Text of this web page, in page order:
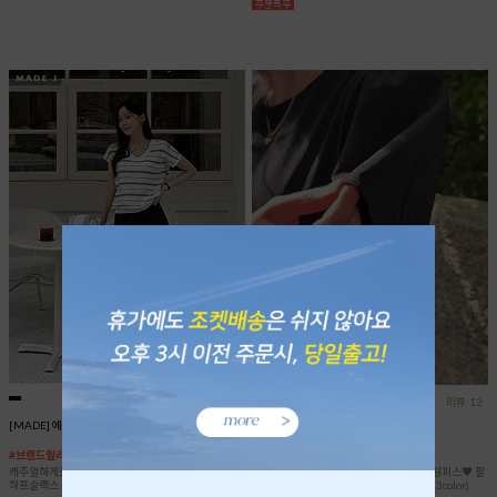
[MADE] 에보니 4부 슬랙스
#브랜드퀄리티
캐주얼하게도, 포멀하게도 다양한 코디가 가능한 만능
하프슬랙스 (M,L)
리뷰:12
앨리 튤립 소매 원피스
코디 걱정 끝! 한/벌/완/성 가능한 가벼운 원피스♥ 팔
뚝 고민? 튤립 소매 디자인이 다 커버해요 (3color)